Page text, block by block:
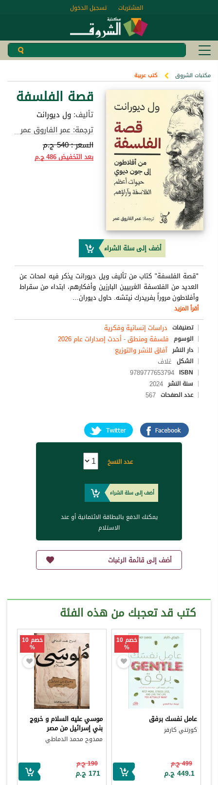
تسجيل الدخول المشتريات
مكتبات الشروق كتب عربية
قصة الفلسفة
تأليف:ول ديورانت
ترجمة: عمر الفاروق عمر
السعر :540 ج.م
بعد التخفيض486 ج.م
أضف إلى سلة الشراء
"قصة الفلسفة" كتاب من تأليف ويل ديورانت يذكر فيه لمحات عن
العديد من الفلاسفة الغربيين البارزين وأفكارهم، ابتداء من سقراط
وأفلاطون مروراً بفريدرك نيتشه. حاول ديوران…
أقرأ المزيد
تصنيفات دراسات إنسانية وفكرية
الوسوم فلسفة ومنطق- أحدث إصدارات عام 2026
دار النشر آفاق للنشر والتوزيع
الشكل غلاف
ISBN
9789777653794
سنة النشر 2024
عدد الصفحات 567
عدد النسخ
أضف إلى سلة الشراء
يمكنك الدفع بالبطاقة الائتمانية أو عند
الاستلام
أضف إلى قائمة الرغبات
كتب قد تعجبك من هذه الفئة
خصم 10
%
عامل نفسك برفق
كورتني كارفر
499 ج.م
449.1 ج.م
خصم 10
%
موسي عليه السلام و خروج
بني إسرائيل من مصر
ممدوح محمد الدماطي
190 ج.م
171 ج.م